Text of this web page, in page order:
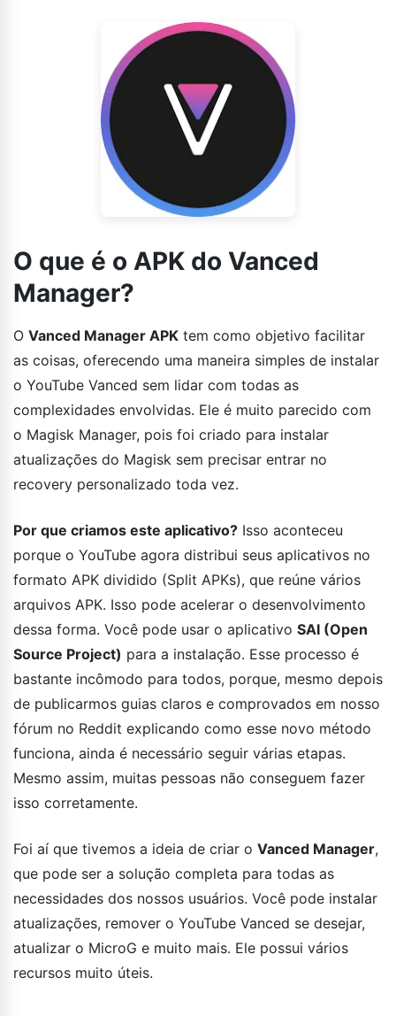
O que é o APK do Vanced
Manager?
O Vanced Manager APK tem como objetivo facilitar
as coisas, oferecendo uma maneira simples de instalar
o YouTube Vanced sem lidar com todas as
complexidades envolvidas. Ele é muito parecido com
o Magisk Manager, pois foi criado para instalar
atualizações do Magisk sem precisar entrar no
recovery personalizado toda vez.
Por que criamos este aplicativo? Isso aconteceu
porque o YouTube agora distribui seus aplicativos no
formato APK dividido (Split APKs), que reúne vários
arquivos APK. Isso pode acelerar o desenvolvimento
dessa forma. Você pode usar o aplicativo SAI (Open
Source Project) para a instalação. Esse processo é
bastante incômodo para todos, porque, mesmo depois
de publicarmos guias claros e comprovados em nosso
fórum no Reddit explicando como esse novo método
funciona, ainda é necessário seguir várias etapas.
Mesmo assim, muitas pessoas não conseguem fazer
isso corretamente.
Foi aí que tivemos a ideia de criar o Vanced Manager,
que pode ser a solução completa para todas as
necessidades dos nossos usuários. Você pode instalar
atualizações, remover o YouTube Vanced se desejar,
atualizar o MicroG e muito mais. Ele possui vários
recursos muito úteis.